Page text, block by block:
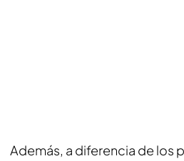
Además, a diferencia de los